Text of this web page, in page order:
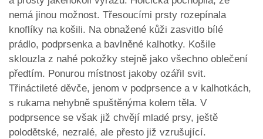
nemá jinou možnost. Třesoucími prsty rozepínala
knoflíky na košili. Na obnažené kůži zasvitlo bílé
prádlo, podprsenka a bavlněné kalhotky. Košile
sklouzla z nahé pokožky stejně jako všechno oblečení
předtím. Ponurou místnost jakoby ozářil svit.
Třináctileté děvče, jenom v podprsence a v kalhotkách,
s rukama nehybně spuštěnýma kolem těla. V
podprsence se však již chvějí mladé prsy, ještě
polodětské, nezralé, ale přesto již vzrušující.